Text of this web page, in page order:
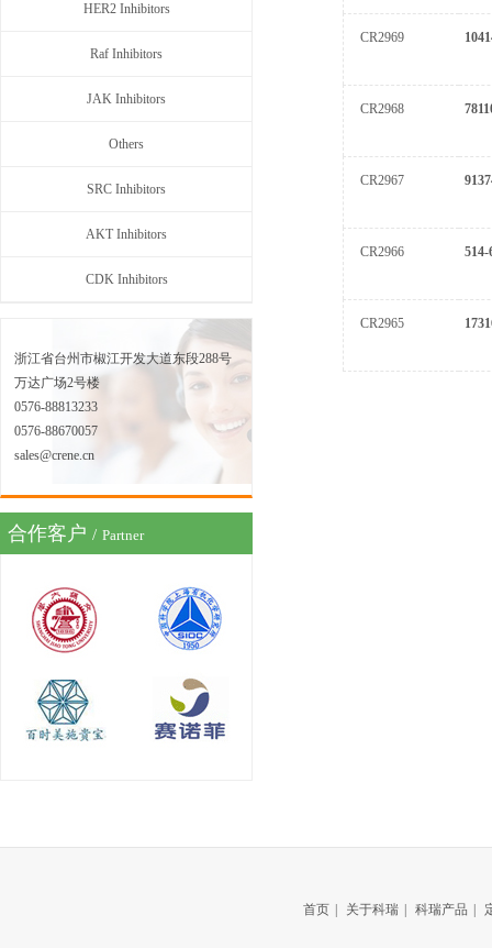
HER2 Inhibitors
Raf Inhibitors
JAK Inhibitors
Others
SRC Inhibitors
AKT Inhibitors
CDK Inhibitors
浙江省台州市椒江开发大道东段288号
万达广场2号楼
0576-88813233
0576-88670057
sales@crene.cn
合作客户 / Partner
CR2969
CR2968
CR2967
CR2966 514-
CR2965
首页 关于科瑞 科瑞产品